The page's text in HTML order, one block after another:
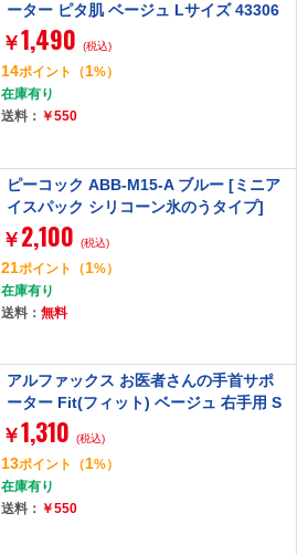
ーター ピタ肌 ベージュ Lサイズ 43306
4
￥1,490 (税込)
14ポイント （1%）
在庫有り
送料： ￥550
ピーコック ABB-M15-A ブルー [ミニア
イスパック シリコーン氷のうタイプ]
￥ 2,100 (税込)
21ポイント （1%）
在庫有り
送料： 無料
アルファックス お医者さんの手首サポ
ーター Fit(フィット) ベージュ 右手用 S
サイズ 434702
￥1,310 (税込)
13ポイント （1%）
在庫有り
送料： ￥550